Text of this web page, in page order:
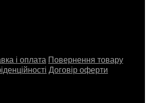
і оплата Повернення товару
Договір оферти